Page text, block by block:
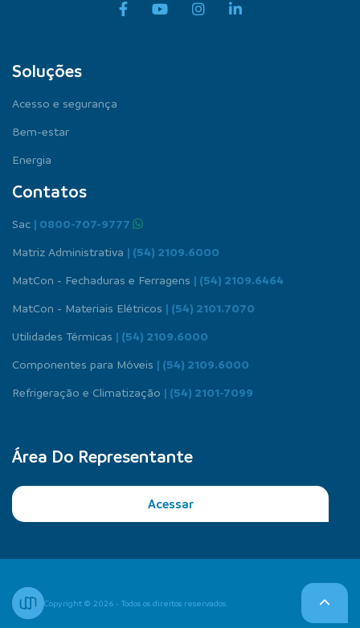
Soluções
Acesso e segurança
Bem-estar
Energia
Contatos
Sac | 0800-707-9777
Matriz Administrativa | (54) 2109.6000
MatCon - Fechaduras e Ferragens | (54) 2109.6464
MatCon - Materiais Elétricos | (54) 2101.7070
Utilidades Térmicas | (54) 2109.6000
Componentes para Móveis | (54) 2109.6000
Refrigeração e Climatização | (54) 2101-7099
Área Do Representante
Acessar
Copyright © 2026 - Todos os direitos reservados.